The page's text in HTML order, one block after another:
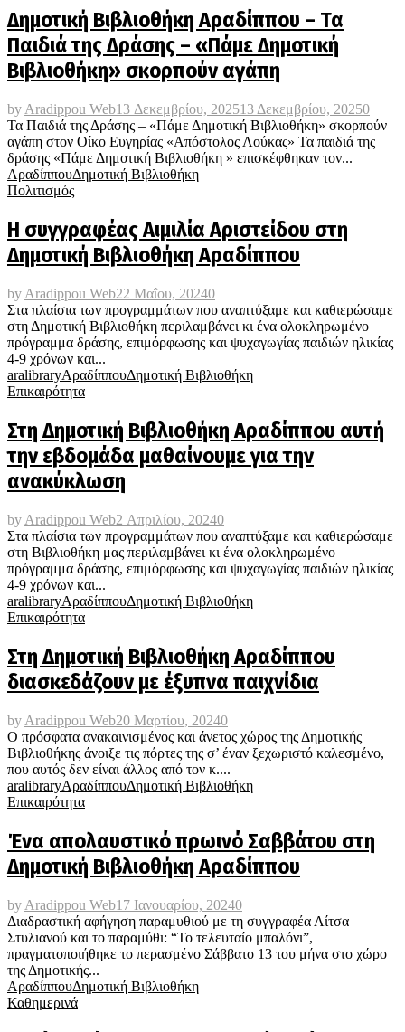
Δημοτική Βιβλιοθήκη Αραδίππου – Τα
Παιδιά της Δράσης – «Πάμε Δημοτική
Βιβλιοθήκη» σκορπούν αγάπη
by Aradippou Web13 Δεκεμβρίου, 202513 Δεκεμβρίου, 20250
Τα Παιδιά της Δράσης – «Πάμε Δημοτική Βιβλιοθήκη» σκορπούν
αγάπη στον Οίκο Ευγηρίας «Απόστολος Λούκας» Τα παιδιά της
δράσης «Πάμε Δημοτική Βιβλιοθήκη » επισκέφθηκαν τον...
ΑραδίππουΔημοτική Βιβλιοθήκη
Πολιτισμός
Η συγγραφέας Αιμιλία Αριστείδου στη
Δημοτική Βιβλιοθήκη Αραδίππου
by Aradippou Web22 Μαΐου, 20240
Στα πλαίσια των προγραμμάτων που αναπτύξαμε και καθιερώσαμε
στη Δημοτική Βιβλιοθήκη περιλαμβάνει κι ένα ολοκληρωμένο
πρόγραμμα δράσης, επιμόρφωσης και ψυχαγωγίας παιδιών ηλικίας
4-9 χρόνων και...
aralibraryΑραδίππουΔημοτική Βιβλιοθήκη
Επικαιρότητα
Στη Δημοτική Βιβλιοθήκη Αραδίππου αυτή
την εβδομάδα μαθαίνουμε για την
ανακύκλωση
by Aradippou Web2 Απριλίου, 20240
Στα πλαίσια των προγραμμάτων που αναπτύξαμε και καθιερώσαμε
στη Βιβλιοθήκη μας περιλαμβάνει κι ένα ολοκληρωμένο
πρόγραμμα δράσης, επιμόρφωσης και ψυχαγωγίας παιδιών ηλικίας
4-9 χρόνων και...
aralibraryΑραδίππουΔημοτική Βιβλιοθήκη
Επικαιρότητα
Στη Δημοτική Βιβλιοθήκη Αραδίππου
διασκεδάζουν με έξυπνα παιχνίδια
by Aradippou Web20 Μαρτίου, 20240
Ο πρόσφατα ανακαινισμένος και άνετος χώρος της Δημοτικής
Βιβλιοθήκης άνοιξε τις πόρτες της σ’ έναν ξεχωριστό καλεσμένο,
που αυτός δεν είναι άλλος από τον κ....
aralibraryΑραδίππουΔημοτική Βιβλιοθήκη
Επικαιρότητα
Ένα απολαυστικό πρωινό Σαββάτου στη
Δημοτική Βιβλιοθήκη Αραδίππου
by Aradippou Web17 Ιανουαρίου, 20240
Διαδραστική αφήγηση παραμυθιού με τη συγγραφέα Λίτσα
Στυλιανού και το παραμύθι: “Το τελευταίο μπαλόνι”,
πραγματοποιήθηκε το περασμένο Σάββατο 13 του μήνα στο χώρο
της Δημοτικής...
ΑραδίππουΔημοτική Βιβλιοθήκη
Καθημερινά